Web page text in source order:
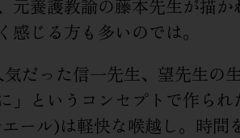
元養護教諭の藤本先生が描か
じる方も多いのでは。
気だった信一先生、望先生の
というコンセプトで作られ
ール)は軽快な喉越し。時間